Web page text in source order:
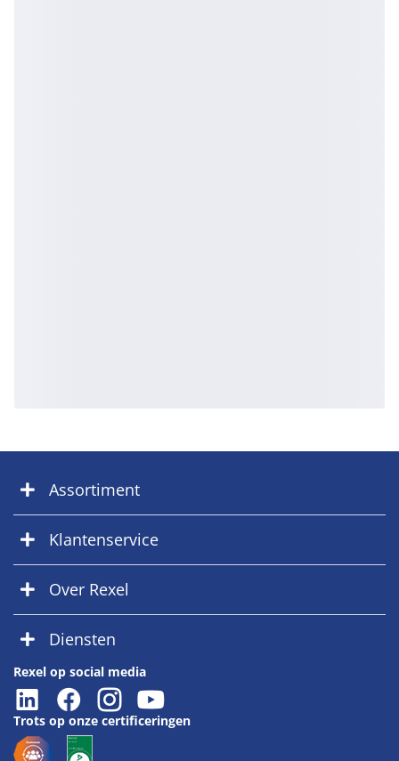
Assortiment
Klantenservice
Over Rexel
Diensten
Rexel op social media
Trots op onze certificeringen